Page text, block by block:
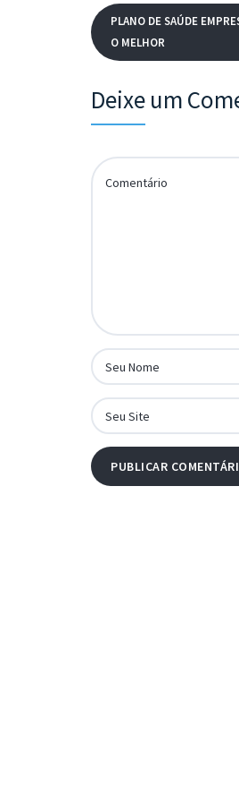
PLANO DE SAÚDE
O MELHOR
Deixe um